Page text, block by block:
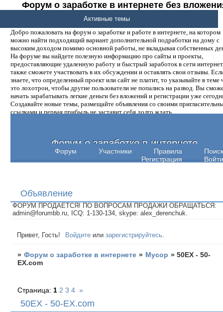
Форум о заработке в интернете без
денег.
Добро пожаловать на форум о заработке и работе в интернете, на котором
можно найти подходящий вариант дополнительной подработки на дому с
высоким доходом помимо основной работы, не вкладывая собственных
На форуме вы найдете полезную информацию про сайты и проекты,
предоставляющие удаленную работу и быстрый заработок в сети
также сможете участвовать в их обсуждении и оставлять свои отзывы.
знаете, что определенный проект или сайт не платит, то указывайте в теме
это лохотрон, чтобы другие пользователи не попались на развод. Вы
начать зарабатывать легкие деньги без вложений и регистрации уже
Создавайте новые темы, размещайте объявления со своими
ссылками и первая прибыль не заставит себя долго ждать.
Форум о заработке в интернете
Форум Участники Правила
Поиск
Регистрация
Войти
Активные темы
Объявление
ФОРУМ ПРОДАЕТСЯ! ПО ВОПРОСАМ ПРОДАЖИ ОБРАЩАТЬСЯ:
admin@forumbb.ru, ICQ: 1-130-134, skype: alex_derenchuk.
Привет, Гость! Войдите илизарегистрируйтесь
» Форум о заработке в интернете » Мусор »50EX - 50-
EX.com
50EX - 50-EX.com
Страница: 1 2 3 4 »